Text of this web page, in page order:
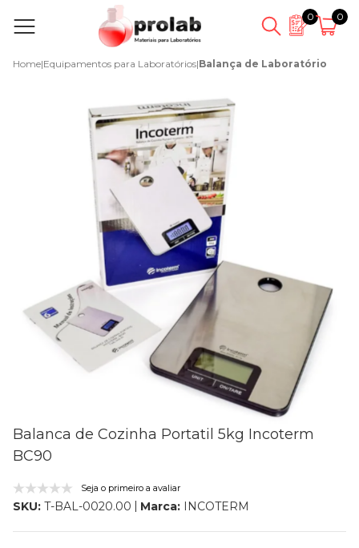
0 0
Home|Equipamentos para Laboratórios|Balança de Laboratório
Balanca de Cozinha Portatil 5kg Incoterm
BC90
Seja o primeiro a avaliar
SKU: T-BAL-0020.00 Marca: INCOTERM